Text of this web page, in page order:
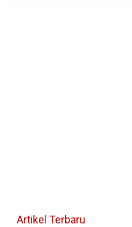
Artikel Terbaru